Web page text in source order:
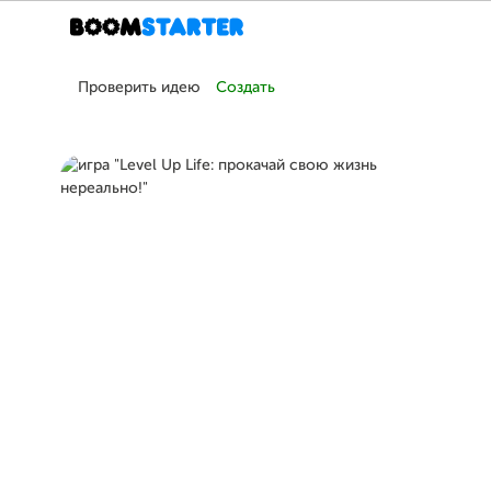
Проверить идею Создать